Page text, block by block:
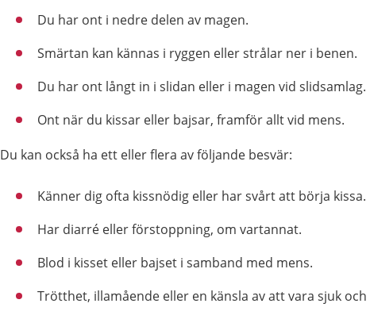
Du har ont i nedre delen av magen.
Smärtan kan kännas i ryggen eller strålar ner i benen.
Du har ont långt in i slidan eller i magen vid slidsamlag.
Ont när du kissar eller bajsar, framför allt vid mens.
Du kan också ha ett eller flera av följande besvär:
Känner dig ofta kissnödig eller har svårt att börja kissa.
Har diarré eller förstoppning, om vartannat.
Blod i kisset eller bajset i samband med mens.
Trötthet, illamående eller en känsla av att vara sjuk